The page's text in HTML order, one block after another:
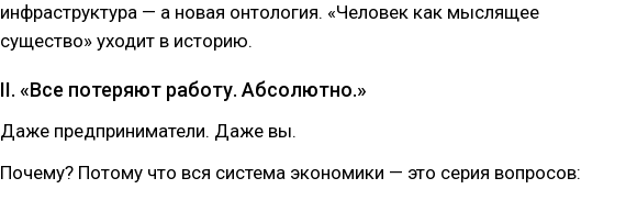
инфраструктура — а новая онтология. «Человек как мыслящее
существо» уходит в историю.
II. «Все потеряют работу. Абсолютно.»
Даже предприниматели. Даже вы.
Почему? Потому что вся система экономики — это серия вопросов: